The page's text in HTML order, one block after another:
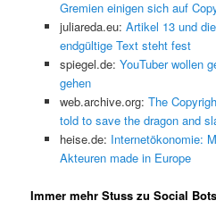
Gremien einigen sich auf
juliareda.eu: Artikel 13 und
endgültige Text steht fest
spiegel.de: YouTuber wollen
gehen
web.archive.org: The
told to save the dragon and
heise.de: Internetökonomie:
Akteuren made in Europe
Immer mehr Stuss zu Social Bots